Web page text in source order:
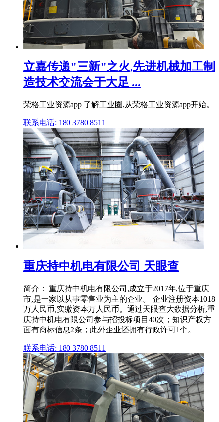
立嘉传递"三新"之火,先进机械加工制
造技术交流会于大足 ...
荣格工业资源app 了解工业圈,从荣格工业资源app开始。
联系电话: 180 3780 8511
重庆持中机电有限公司 天眼查
简介： 重庆持中机电有限公司,成立于2017年,位于重庆
市,是一家以从事零售业为主的企业。 企业注册资本1018
万人民币,实缴资本万人民币。通过天眼查大数据分析,重
庆持中机电有限公司参与招投标项目40次；知识产权方
面有商标信息2条；此外企业还拥有行政许可1个。
联系电话: 180 3780 8511